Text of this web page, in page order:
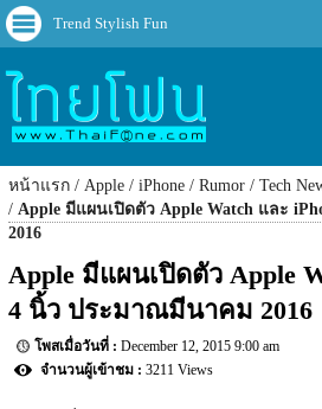
Trend Stylish Fun
หน้าแรก Apple iPhone Rumor Tech
Apple มีแผนเปิดตัว Apple Watch และ
2016
Apple มีแผนเปิดตัว Apple
4 นิ้ว ประมาณมีนาคม 2016
December 12, 2015 9:00 am
3211 Views